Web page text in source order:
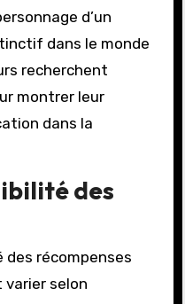
d’un
dans le monde
recherchent
montrer leur
dans la
des
des récompenses
varier selon